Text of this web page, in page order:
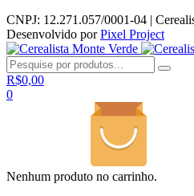
CNPJ: 12.271.057/0001-04 |
Desenvolvido porPixel Project
R$0,00
0
Nenhum produto no carrinho.